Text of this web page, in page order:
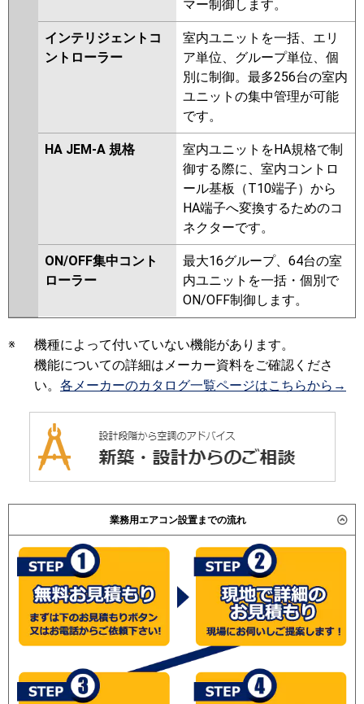
マー制御します。
インテリジェントコ
ントローラー
室内ユニットを一括、エリ
ア単位、グループ単位、個
別に制御。最多256台の室内
ユニットの集中管理が可能
です。
HA JEM-A 規格
室内ユニットをHA規格で制
御する際に、室内コントロ
ール基板（T10端子）から
HA端子へ変換するためのコ
ネクターです。
ON/OFF集中コント
ローラー
最大16グループ、64台の室
内ユニットを一括・個別で
ON/OFF制御します。
※
機種によって付いていない機能があります。
機能についての詳細はメーカー資料をご確認くださ
い。 各メーカーのカタログ一覧ページはこちらから→
業務用エアコン設置までの流れ